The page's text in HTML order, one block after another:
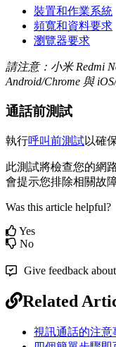
裝置和作業系統
頻寬和資料要求
瀏覽器要求
請注意： 小米 Redmi
Android/Chrome 與 iOS/
通話前測試
執行呼叫前測試以確
此測試將檢查您的網
會提示您排除相關故
Was this article helpful?
Yes
No
Give feedback
Related
視訊通話的注意